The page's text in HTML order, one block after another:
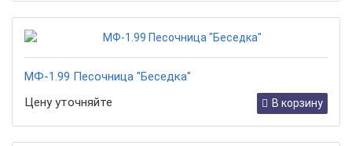
МФ-1.99 Песочница "Беседка"
Цену уточняйте
В корзину